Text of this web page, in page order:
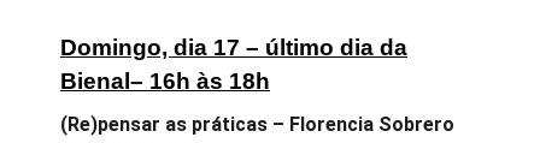
Domingo, dia 17 – último dia da
Bienal– 16h às 18h
(Re)pensar as práticas – Florencia Sobrero